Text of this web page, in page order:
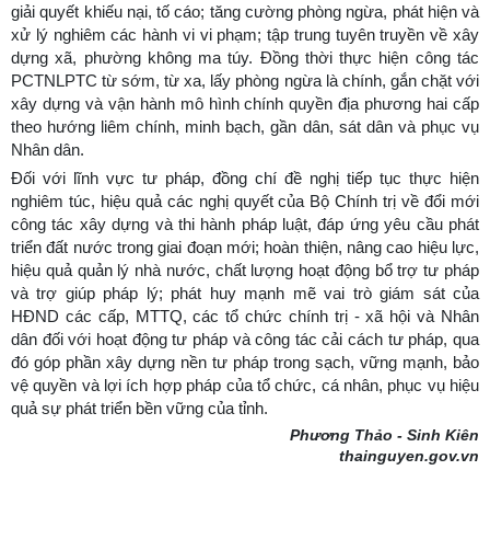
giải quyết khiếu nại, tố cáo; tăng cường phòng ngừa, phát hiện và
xử lý nghiêm các hành vi vi phạm; tập trung tuyên truyền về xây
dựng xã, phường không ma túy. Đồng thời thực hiện công tác
PCTNLPTC từ sớm, từ xa, lấy phòng ngừa là chính, gắn chặt với
xây dựng và vận hành mô hình chính quyền địa phương hai cấp
theo hướng liêm chính, minh bạch, gần dân, sát dân và phục vụ
Nhân dân.
Đối với lĩnh vực tư pháp, đồng chí đề nghị tiếp tục thực hiện
nghiêm túc, hiệu quả các nghị quyết của Bộ Chính trị về đổi mới
công tác xây dựng và thi hành pháp luật, đáp ứng yêu cầu phát
triển đất nước trong giai đoạn mới; hoàn thiện, nâng cao hiệu lực,
hiệu quả quản lý nhà nước, chất lượng hoạt động bổ trợ tư pháp
và trợ giúp pháp lý; phát huy mạnh mẽ vai trò giám sát của
HĐND các cấp, MTTQ, các tổ chức chính trị - xã hội và Nhân
dân đối với hoạt động tư pháp và công tác cải cách tư pháp, qua
đó góp phần xây dựng nền tư pháp trong sạch, vững mạnh, bảo
vệ quyền và lợi ích hợp pháp của tổ chức, cá nhân, phục vụ hiệu
quả sự phát triển bền vững của tỉnh.
Phương Thảo - Sinh Kiên
thainguyen.gov.vn